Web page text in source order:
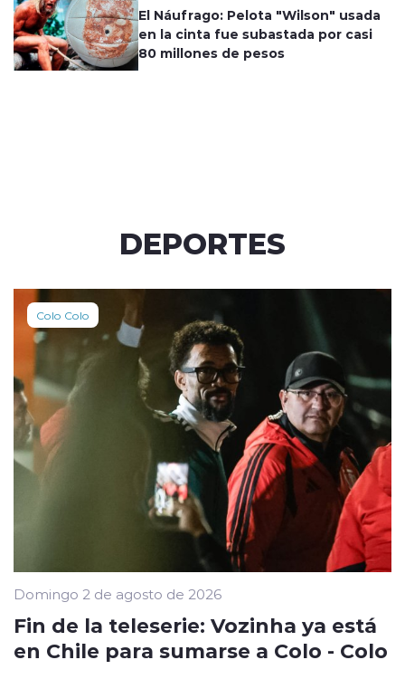
El Náufrago: Pelota "Wilson" usada
en la cinta fue subastada por casi
80 millones de pesos
DEPORTES
Colo Colo
Domingo 2 de agosto de 2026
Fin de la teleserie: Vozinha ya está
en Chile para sumarse a Colo - Colo